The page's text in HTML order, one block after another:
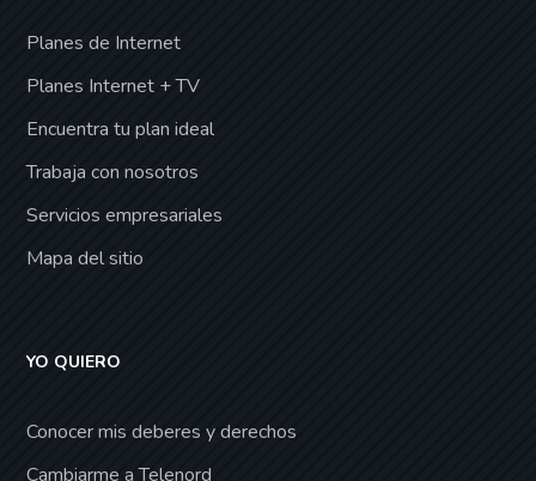
Planes de Internet
Planes Internet + TV
Encuentra tu plan ideal
Trabaja con nosotros
Servicios empresariales
Mapa del sitio
YO QUIERO
Conocer mis deberes y derechos
Cambiarme a Telenord